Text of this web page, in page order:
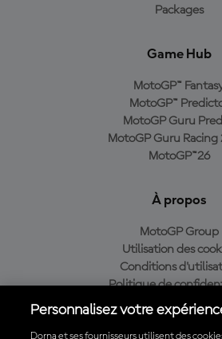
Packages
Game Hub
MotoGP™
MotoGP™
MotoGP Guru
MotoGP Guru Racing
MotoGP™26
À propos
MotoGP Group
Utilisation des
Conditions
Politique de
Politique d’achat
Personnalisez votre
Dorna et ses fournisseurs utilisent des